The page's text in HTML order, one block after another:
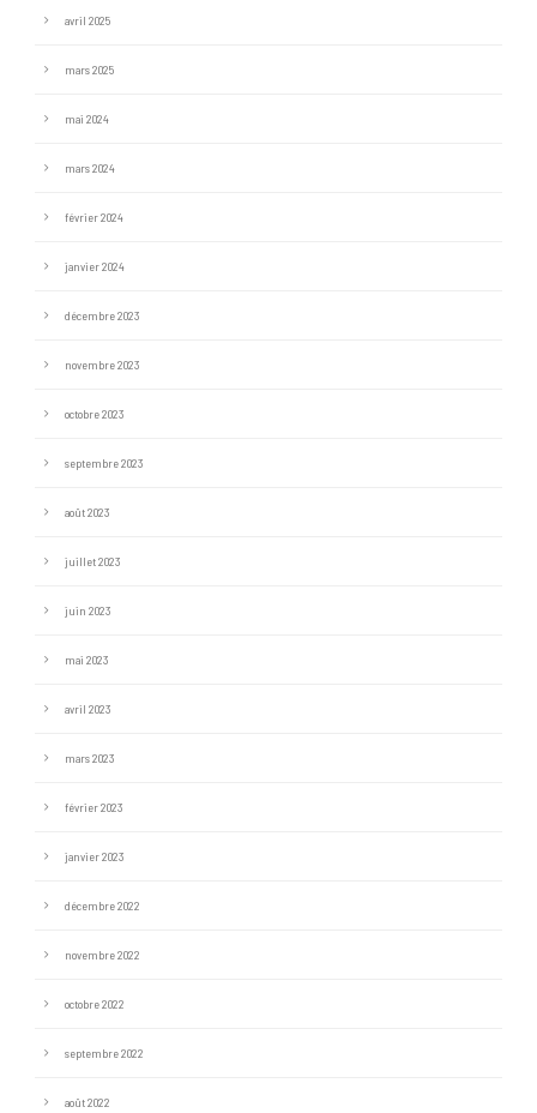
avril 2025
mars 2025
mai 2024
mars 2024
février 2024
janvier 2024
décembre 2023
novembre 2023
octobre 2023
septembre 2023
août 2023
juillet 2023
juin 2023
mai 2023
avril 2023
mars 2023
février 2023
janvier 2023
décembre 2022
novembre 2022
octobre 2022
septembre 2022
août 2022